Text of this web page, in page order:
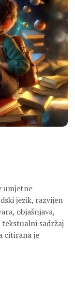
umjetne
jezik, razvijen
objašnjava,
sadržaj
citirana je